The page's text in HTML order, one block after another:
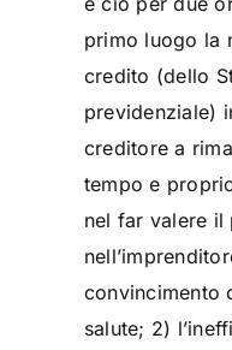
primo luogo la
credito (dello
previdenziale)
creditore a
tempo e
nel far valere
convincimento
salute; 2)